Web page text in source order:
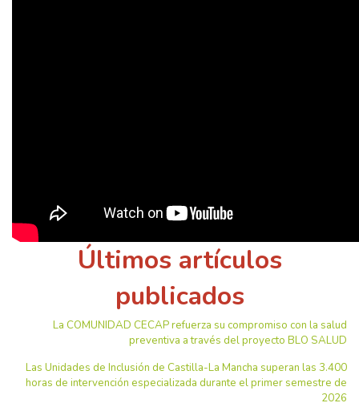
Últimos artículos
publicados
La COMUNIDAD CECAP refuerza su compromiso con la salud
preventiva a través del proyecto BLO SALUD
Las Unidades de Inclusión de Castilla-La Mancha superan las 3.400
horas de intervención especializada durante el primer semestre de
2026